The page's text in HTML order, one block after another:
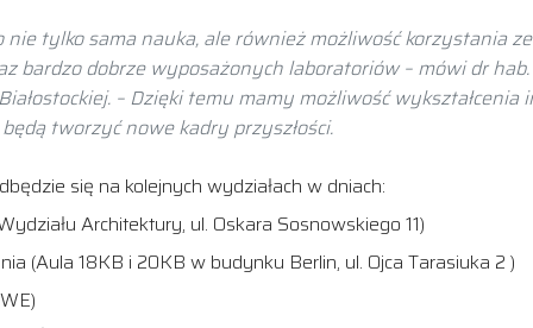
nie tylko sama nauka, ale również możliwość korzystania
bardzo dobrze wyposażonych laboratoriów – mówi dr hab.
– Dzięki temu mamy możliwość
tworzyć nowe kadry przyszłości.
się na kolejnych wydziałach w dniach:
Architektury, ul. Oskara Sosnowskiego 11)
(Aula 18KB i 20KB w budynku Berlin, ul. Ojca Tarasiuka 2 )